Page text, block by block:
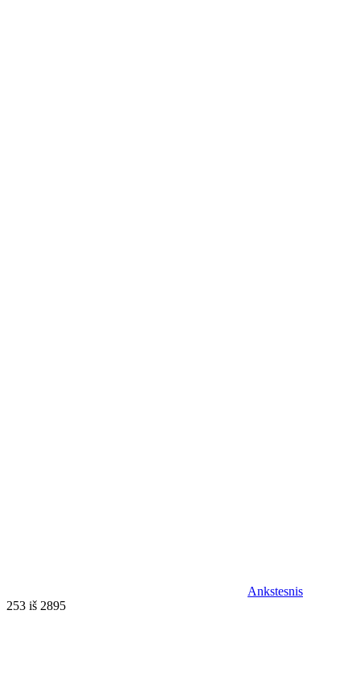
Ankstesnis
253 iš 2895